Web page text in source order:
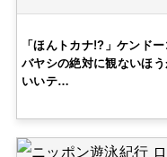
「ほんトカナ!?」ケンドー
バヤシの絶対に観ないほ
いいテ…